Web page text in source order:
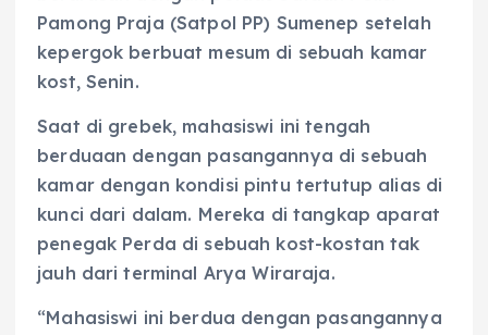
Pamong Praja (Satpol PP) Sumenep setelah
kepergok berbuat mesum di sebuah kamar
kost, Senin.
Saat di grebek, mahasiswi ini tengah
berduaan dengan pasangannya di sebuah
kamar dengan kondisi pintu tertutup alias di
kunci dari dalam. Mereka di tangkap aparat
penegak Perda di sebuah kost-kostan tak
jauh dari terminal Arya Wiraraja.
“Mahasiswi ini berdua dengan pasangannya